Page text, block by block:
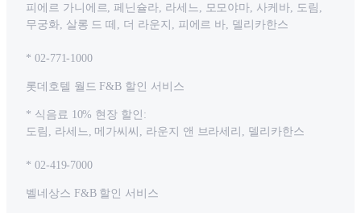
피에르 가니에르, 페닌슐라, 라세느, 모모야마, 사케바, 도림,
무궁화, 살롱 드 떼, 더 라운지, 피에르 바, 델리카한스
* 02-771-1000
롯데호텔 월드 F&B 할인 서비스
* 식음료 10% 현장 할인:
도림, 라세느, 메가씨씨, 라운지 앤 브라세리, 델리카한스
* 02-419-7000
벨네상스 F&B 할인 서비스